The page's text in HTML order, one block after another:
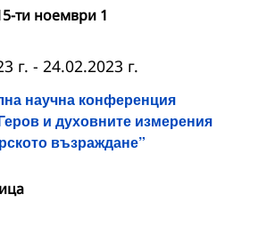
ти ноември 1
научна конференция
и духовните измерения
възраждане”
г. - 24.02.2023 г.